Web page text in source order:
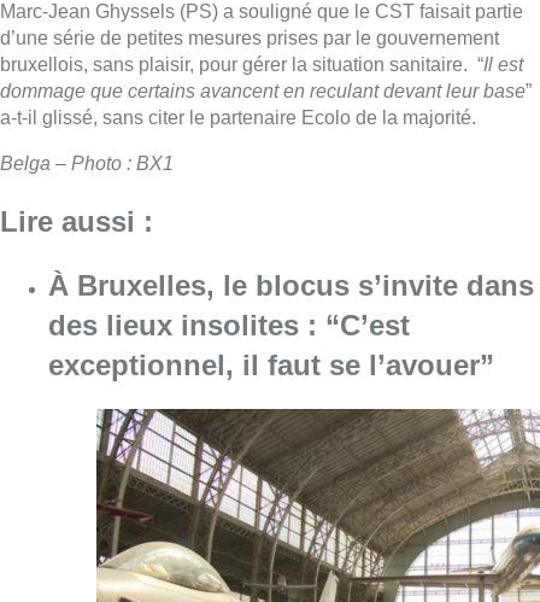
Marc-Jean Ghyssels (PS) a souligné que le CST faisait partie
d’une série de petites mesures prises par le gouvernement
bruxellois, sans plaisir, pour gérer la situation sanitaire. “Il est
dommage que certains avancent en reculant devant leur base”
a-t-il glissé, sans citer le partenaire Ecolo de la majorité.
Belga – Photo : BX1
Lire aussi :
À Bruxelles, le blocus s’invite dans
des lieux insolites : “C’est
exceptionnel, il faut se l’avouer”